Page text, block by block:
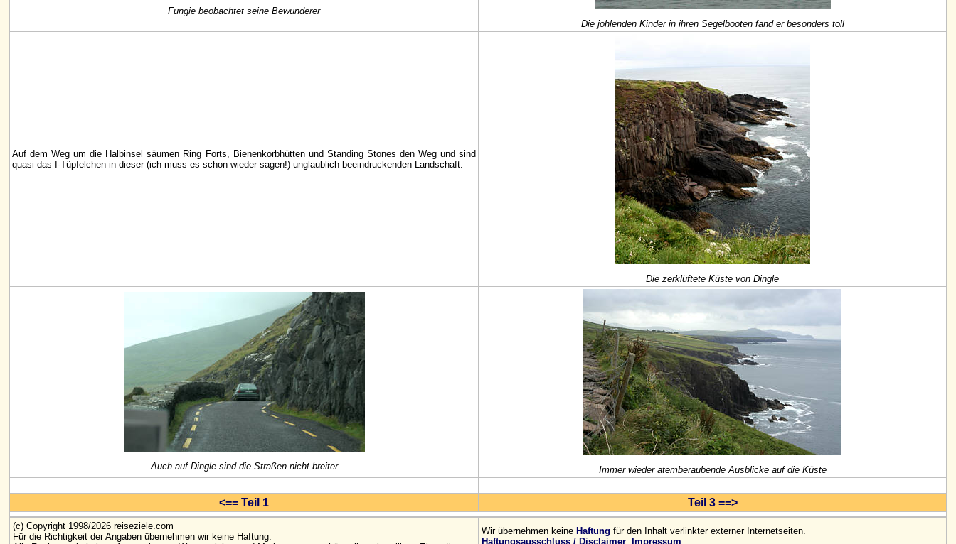
Fungie beobachtet seine Bewunderer
Die johlenden Kinder in ihren Segelbooten fand er besonders toll
Auf dem Weg um die Halbinsel säumen Ring Forts, Bienenkorbhütten und Standing Stones den Weg und sind
quasi das I-Tüpfelchen in dieser (ich muss es schon wieder sagen!) unglaublich beeindruckenden Landschaft.
Die zerklüftete Küste von Dingle
Auch auf Dingle sind die Straßen nicht breiter Immer wieder atemberaubende Ausblicke auf die Küste
<== Teil 1 Teil 3 ==>
(c) Copyright 1998/2026 reiseziele.com
Für die Richtigkeit der Angaben übernehmen wir keine Haftung.
Wir übernehmen keine Haftung für den Inhalt verlinkter externer Internetseiten.
Haftungsausschluss / Disclaimer
Impressum